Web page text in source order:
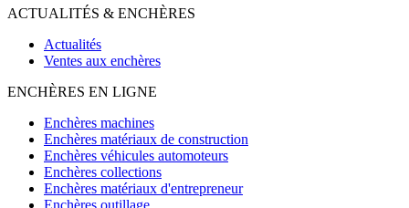
ACTUALITÉS & ENCHÈRES
Actualités
Ventes aux enchères
ENCHÈRES EN LIGNE
Enchères machines
Enchères matériaux de construction
Enchères véhicules automoteurs
Enchères collections
Enchères matériaux d'entrepreneur
Enchères outillage